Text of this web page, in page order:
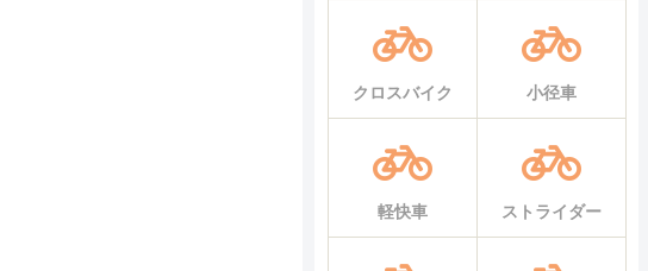
クロスバイク 小径車
軽快車 ストライダー